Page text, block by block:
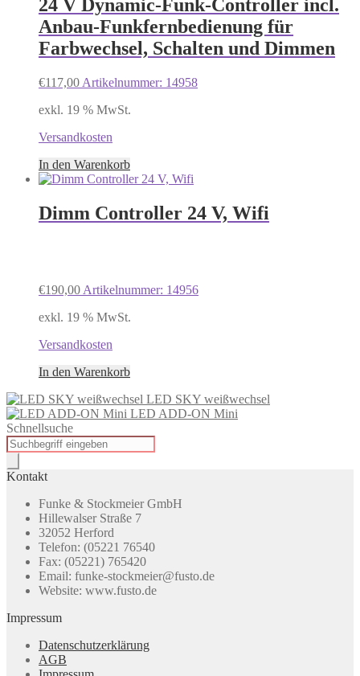
24 V Dynamic-Funk-Controller incl.
Anbau-Funkfernbedienung für
Farbwechsel, Schalten und Dimmen
€117,00 Artikelnummer: 14958
exkl. 19 % MwSt.
Versandkosten
In den Warenkorb
Dimm Controller 24 V, Wifi
€190,00 Artikelnummer: 14956
exkl. 19 % MwSt.
Versandkosten
In den Warenkorb
LED SKY weißwechsel
LED ADD-ON Mini
Schnellsuche
Products
search
Kontakt
Funke & Stockmeier GmbH
Hillewalser Straße 7
32052 Herford
Telefon: (05221 76540
Fax: (05221) 765420
Email: funke-stockmeier@fusto.de
Website: www.fusto.de
Impressum
Datenschutzerklärung
AGB